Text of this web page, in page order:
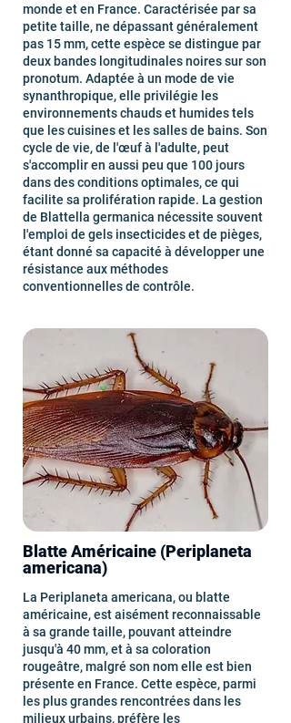
monde et en France. Caractérisée par sa
petite taille, ne dépassant généralement
pas 15 mm, cette espèce se distingue par
deux bandes longitudinales noires sur son
pronotum. Adaptée à un mode de vie
synanthropique, elle privilégie les
environnements chauds et humides tels
que les cuisines et les salles de bains. Son
cycle de vie, de l'œuf à l'adulte, peut
s'accomplir en aussi peu que 100 jours
dans des conditions optimales, ce qui
facilite sa prolifération rapide. La gestion
de Blattella germanica nécessite souvent
l'emploi de gels insecticides et de pièges,
étant donné sa capacité à développer une
résistance aux méthodes
conventionnelles de contrôle.
Blatte Américaine (Periplaneta
americana)
La Periplaneta americana, ou blatte
américaine, est aisément reconnaissable
à sa grande taille, pouvant atteindre
jusqu'à 40 mm, et à sa coloration
rougeâtre, malgré son nom elle est bien
présente en France. Cette espèce, parmi
les plus grandes rencontrées dans les
milieux urbains, préfère les